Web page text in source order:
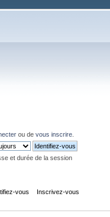
ou de vous inscrire
et durée de la session
vous Inscrivez-vous